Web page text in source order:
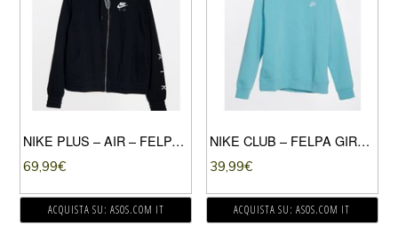
NIKE PLUS – AIR – FELPA CON CAPPUCCIO IN PILE NERA CON ZIP-NERO
69,99€
ACQUISTA SU: ASOS.COM IT
NIKE CLUB – FELPA GIROCOLLO COLOR ACQUA-BLU
39,99€
ACQUISTA SU: ASOS.COM IT